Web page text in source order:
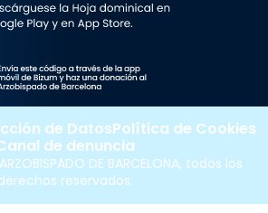
DE BARCELONA, todos los
reservados.
de DatosPolítica de Cookies
de denuncia